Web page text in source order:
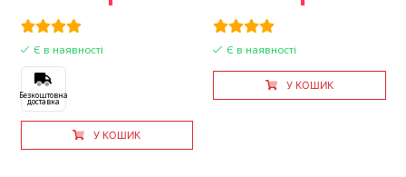
Є в наявності
Безкоштовна
доставка
У КОШИК
Є в наявності
У КОШИК